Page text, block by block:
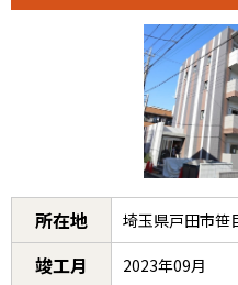
所在地 埼玉県戸田市笹
竣工月 2023年09月